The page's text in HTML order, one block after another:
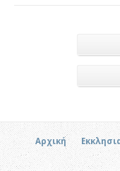
Αρχική